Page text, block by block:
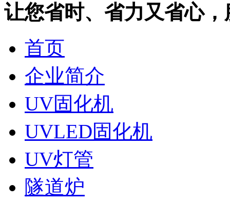
让您省时、省力又省心，
首页
企业简介
UV固化机
UVLED固化机
UV灯管
隧道炉